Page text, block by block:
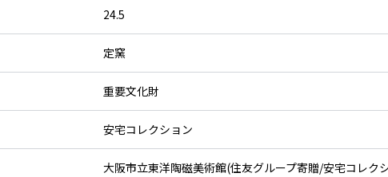
24.5
定窯
重要文化財
安宅コレクション
大阪市立東洋陶磁美術館(住友グループ寄贈/安宅コレ